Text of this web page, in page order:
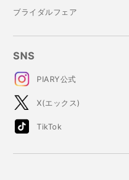
ブライダルフェア
SNS
PIARY公式
X(エックス)
TikTok